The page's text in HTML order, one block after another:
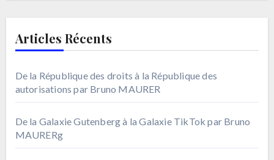
Articles Récents
De la République des droits à la République des
autorisations par Bruno MAURER
De la Galaxie Gutenberg à la Galaxie TikTok par Bruno
MAURERg